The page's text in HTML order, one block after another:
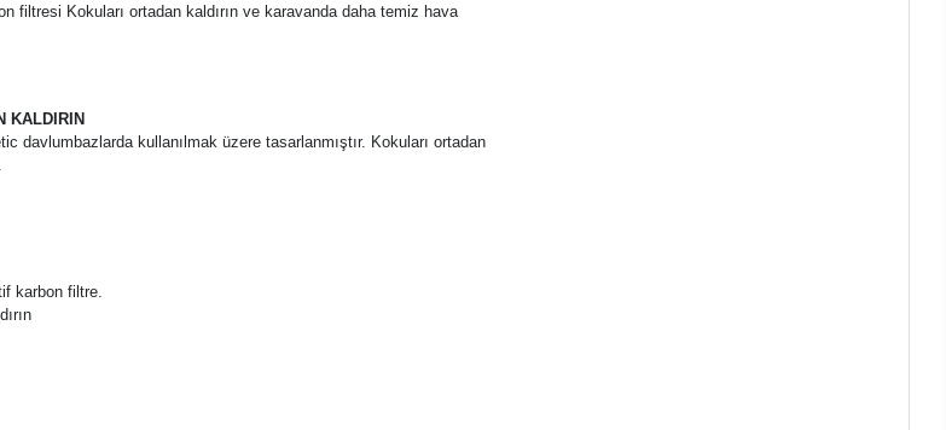
filtresi Kokuları ortadan kaldırın ve karavanda daha temiz hava
KALDIRIN
davlumbazlarda kullanılmak üzere tasarlanmıştır. Kokuları ortadan
karbon filtre.